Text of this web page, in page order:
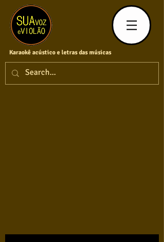
Karaokê acústico e letras das músicas